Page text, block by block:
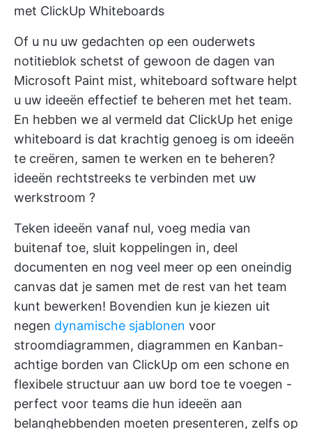
met ClickUp Whiteboards
Of u nu uw gedachten op een ouderwets
notitieblok schetst of gewoon de dagen van
Microsoft Paint mist, whiteboard software helpt
u uw ideeën effectief te beheren met het team.
En hebben we al vermeld dat ClickUp het enige
whiteboard is dat krachtig genoeg is om ideeën
te creëren, samen te werken en te beheren?
ideeën rechtstreeks te verbinden met uw
werkstroom ?
Teken ideeën vanaf nul, voeg media van
buitenaf toe, sluit koppelingen in, deel
documenten en nog veel meer op een oneindig
canvas dat je samen met de rest van het team
kunt bewerken! Bovendien kun je kiezen uit
negen dynamische sjablonen voor
stroomdiagrammen, diagrammen en Kanban-
achtige borden van ClickUp om een schone en
flexibele structuur aan uw bord toe te voegen -
perfect voor teams die hun ideeën aan
belanghebbenden moeten presenteren, zelfs op